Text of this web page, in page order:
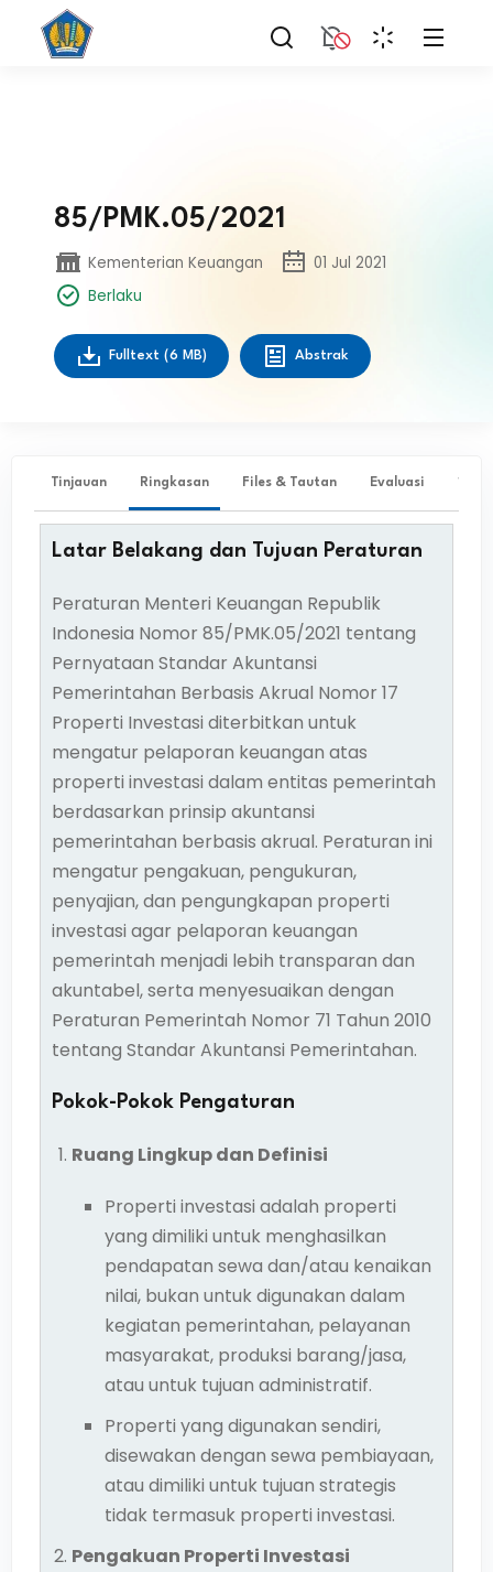
85/PMK.05/2021
Kementerian Keuangan
01 Jul 2021
Berlaku
Fulltext (6 MB) Abstrak
Tinjauan Ringkasan Files & Tautan Evaluasi ✨
Latar Belakang dan Tujuan Peraturan
Peraturan Menteri Keuangan Republik
Indonesia Nomor 85/PMK.05/2021 tentang
Pernyataan Standar Akuntansi
Pemerintahan Berbasis Akrual Nomor 17
Properti Investasi diterbitkan untuk
mengatur pelaporan keuangan atas
properti investasi dalam entitas pemerintah
berdasarkan prinsip akuntansi
pemerintahan berbasis akrual. Peraturan ini
mengatur pengakuan, pengukuran,
penyajian, dan pengungkapan properti
investasi agar pelaporan keuangan
pemerintah menjadi lebih transparan dan
akuntabel, serta menyesuaikan dengan
Peraturan Pemerintah Nomor 71 Tahun 2010
tentang Standar Akuntansi Pemerintahan.
Pokok-Pokok Pengaturan
Ruang Lingkup dan Definisi
Properti investasi adalah properti
yang dimiliki untuk menghasilkan
pendapatan sewa dan/atau kenaikan
nilai, bukan untuk digunakan dalam
kegiatan pemerintahan, pelayanan
masyarakat, produksi barang/jasa,
atau untuk tujuan administratif.
Properti yang digunakan sendiri,
disewakan dengan sewa pembiayaan,
atau dimiliki untuk tujuan strategis
tidak termasuk properti investasi.
Pengakuan Properti Investasi